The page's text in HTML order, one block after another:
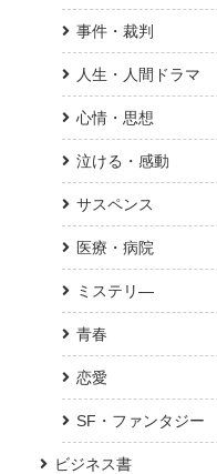
事件・裁判
人生・人間ドラマ
心情・思想
泣ける・感動
サスペンス
医療・病院
ミステリ―
青春
恋愛
SF・ファンタジー
ビジネス書